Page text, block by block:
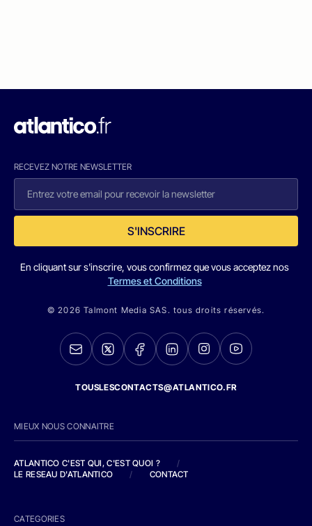
RECEVEZ NOTRE NEWSLETTER
S'INSCRIRE
En cliquant sur s'inscrire, vous confirmez que vous acceptez nos
Termes et Conditions
© 2026 Talmont Media SAS. tous droits réservés.
TOUSLESCONTACTS@ATLANTICO.FR
MIEUX NOUS CONNAITRE
ATLANTICO C'EST QUI, C'EST QUOI ?
/
LE RESEAU D'ATLANTICO
/ CONTACT
CATEGORIES